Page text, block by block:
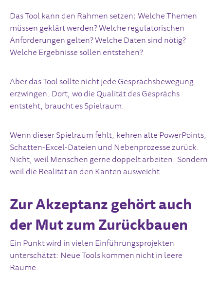
Das Tool kann den Rahmen setzen: Welche Themen
müssen geklärt werden? Welche regulatorischen
Anforderungen gelten? Welche Daten sind nötig?
Welche Ergebnisse sollen entstehen?
Aber das Tool sollte nicht jede Gesprächsbewegung
erzwingen. Dort, wo die Qualität des Gesprächs
entsteht, braucht es Spielraum.
Wenn dieser Spielraum fehlt, kehren alte PowerPoints,
Schatten-Excel-Dateien und Nebenprozesse zurück.
Nicht, weil Menschen gerne doppelt arbeiten. Sondern
weil die Realität an den Kanten ausweicht.
Zur Akzeptanz gehört auch
der Mut zum Zurückbauen
Ein Punkt wird in vielen Einführungsprojekten
unterschätzt: Neue Tools kommen nicht in leere
Räume.